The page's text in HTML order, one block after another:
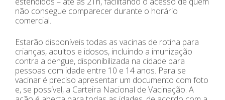
não consegue comparecer durante o horário
comercial.
Estarão disponíveis todas as vacinas de rotina para
crianças, adultos e idosos, incluindo a imunização
contra a dengue, disponibilizada na cidade para
pessoas com idade entre 10 e 14 anos. Para se
vacinar é preciso apresentar um documento com foto
e, se possível, a Carteira Nacional de Vacinação. A